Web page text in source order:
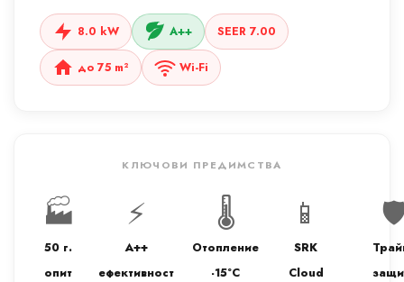
8.0 kW A++ SEER 7.00
до 75 m² Wi-Fi
КЛЮЧОВИ ПРЕДИМСТВА
🏭
50 г.
опит
⚡
A++
ефективност
🌡️
Отопление
-15°C
📱
SRK
Cloud